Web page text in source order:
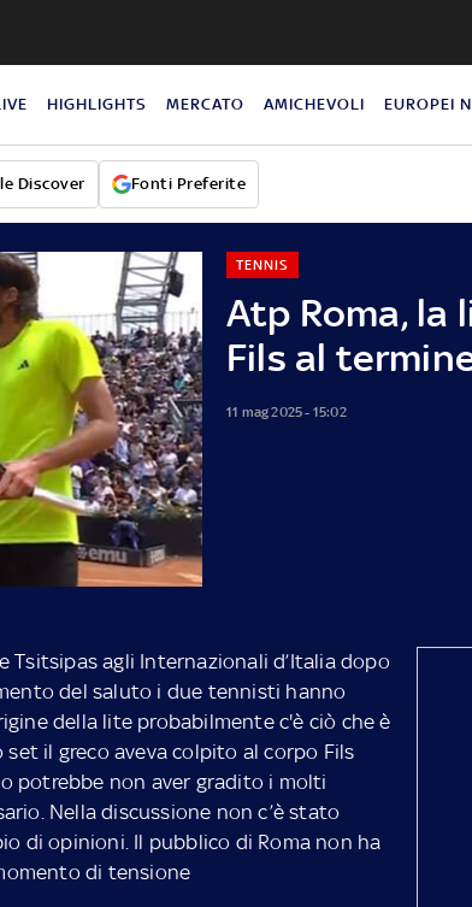
HIGHLIGHTS MERCATO AMICHEVOLI EUROPEI
Discover Fonti Preferite
Atp Roma, la
Fils al
TENNIS
11 mag 2025 - 15:02
agli Internazionali d’Italia dopo
del saluto i due tennisti hanno
della lite probabilmente c'è ciò che è
il greco aveva colpito al corpo Fils
potrebbe non aver gradito i molti
Nella discussione non c’è stato
di opinioni. Il pubblico di Roma non ha
di tensione